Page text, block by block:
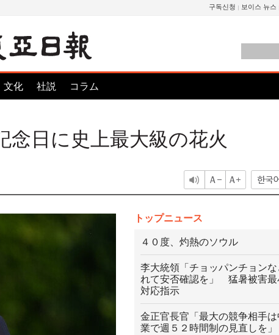
구독신청 보이스 뉴스
文化 社説 コラム
日に史上最大級の花火
トップニュース
４０度、灼熱のソウル
李大統領「チョッパンチョン
れて安否確認を」 猛暑被害最
対応指示
金正官長官「最大の競争相手
業で週５２時間制の見直しを」